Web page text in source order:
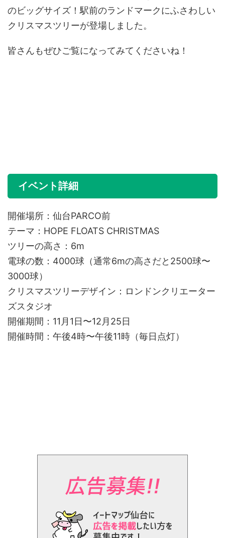
のビッグサイズ！駅前のランドマークにふさわしい
クリスマスツリーが登場しました。
皆さんもぜひご覧になってみてくださいね！
イベント詳細
開催場所：仙台PARCO前
テーマ：HOPE FLOATS CHRISTMAS
ツリーの高さ：6m
電球の数：4000球（通常6mの高さだと2500球〜
3000球）
クリスマスツリーデザイン：ロンドンクリエーター
ズスタジオ
開催期間：11月1日〜12月25日
開催時間：午後4時〜午後11時（毎日点灯）